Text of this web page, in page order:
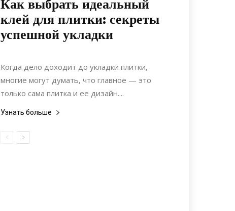
Как выбрать идеальный
клей для плитки: секреты
успешной укладки
05.09.2024
Когда дело доходит до укладки плитки,
многие могут думать, что главное — это
только сама плитка и ее дизайн....
Узнать больше